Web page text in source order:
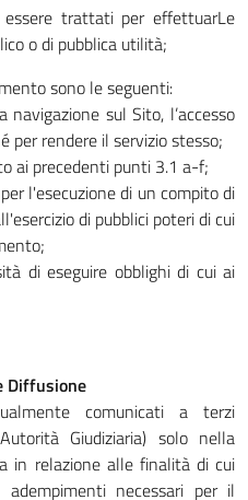
trattati per effettuarLe
o di pubblica utilità;
sono le seguenti:
sul Sito, l’accesso
per rendere il servizio stesso;
ai precedenti punti 3.1 a-f;
l'esecuzione di un compito di
di pubblici poteri di cui
di eseguire obblighi di cui ai
Diffusione
comunicati a terzi
Giudiziaria) solo nella
in relazione alle finalità di cui
necessari per il